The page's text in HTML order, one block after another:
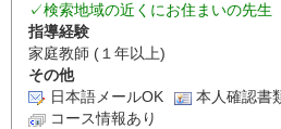
✓検索地域の近くにお住まいの先生
指導経験
家庭教師 (１年以上)
その他
日本語メールOK
本人確認書
コース情報あり